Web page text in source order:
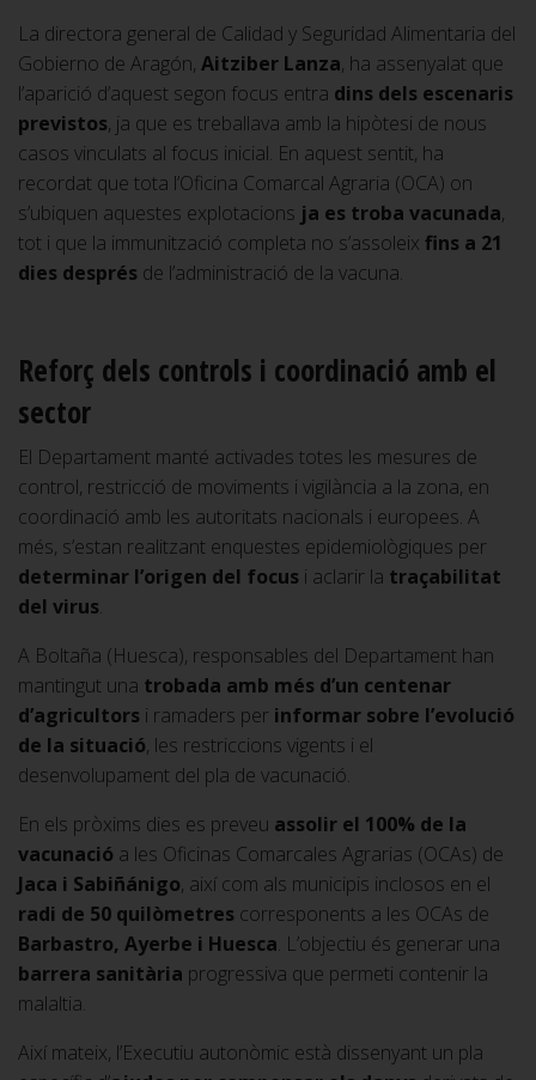
La directora general de Calidad y Seguridad Alimentaria del
Gobierno de Aragón, Aitziber Lanza, ha assenyalat que
l’aparició d’aquest segon focus entra dins dels escenaris
previstos, ja que es treballava amb la hipòtesi de nous
casos vinculats al focus inicial. En aquest sentit, ha
recordat que tota l’Oficina Comarcal Agraria (OCA) on
s’ubiquen aquestes explotacions ja es troba vacunada,
tot i que la immunització completa no s’assoleix fins a 21
dies després de l’administració de la vacuna.
Reforç dels controls i coordinació amb el
sector
El Departament manté activades totes les mesures de
control, restricció de moviments i vigilància a la zona, en
coordinació amb les autoritats nacionals i europees. A
més, s’estan realitzant enquestes epidemiològiques per
determinar l’origen del focus i aclarir la traçabilitat
del virus.
A Boltaña (Huesca), responsables del Departament han
mantingut una trobada amb més d’un centenar
d’agricultors i ramaders per informar sobre l’evolució
de la situació, les restriccions vigents i el
desenvolupament del pla de vacunació.
En els pròxims dies es preveu assolir el 100% de la
vacunació a les Oficinas Comarcales Agrarias (OCAs) de
Jaca i Sabiñánigo, així com als municipis inclosos en el
radi de 50 quilòmetres corresponents a les OCAs de
Barbastro, Ayerbe i Huesca. L’objectiu és generar una
barrera sanitària progressiva que permeti contenir la
malaltia.
Així mateix, l’Executiu autonòmic està dissenyant un pla